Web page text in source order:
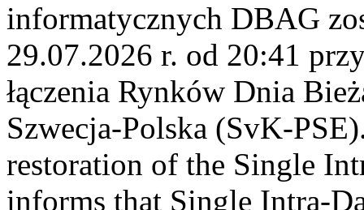
informatycznych DBAG
29.07.2026 r. od 20:41
łączenia Rynków Dnia
Szwecja-Polska (SvK-
restoration of the Single
informs that Single Intra-